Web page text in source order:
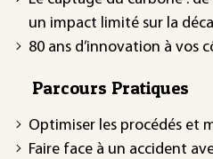
un impact limité sur la
80 ans d’innovation à vos
Parcours Pratiques
Optimiser les procédés et
Faire face à un accident